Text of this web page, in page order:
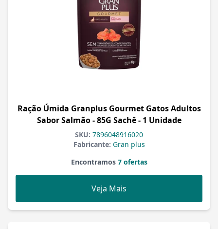
Ração Úmida Granplus Gourmet Gatos Adultos
Sabor Salmão - 85G Sachê - 1 Unidade
SKU: 7896048916020
Fabricante: Gran plus
Encontramos7 ofertas
Veja Mais